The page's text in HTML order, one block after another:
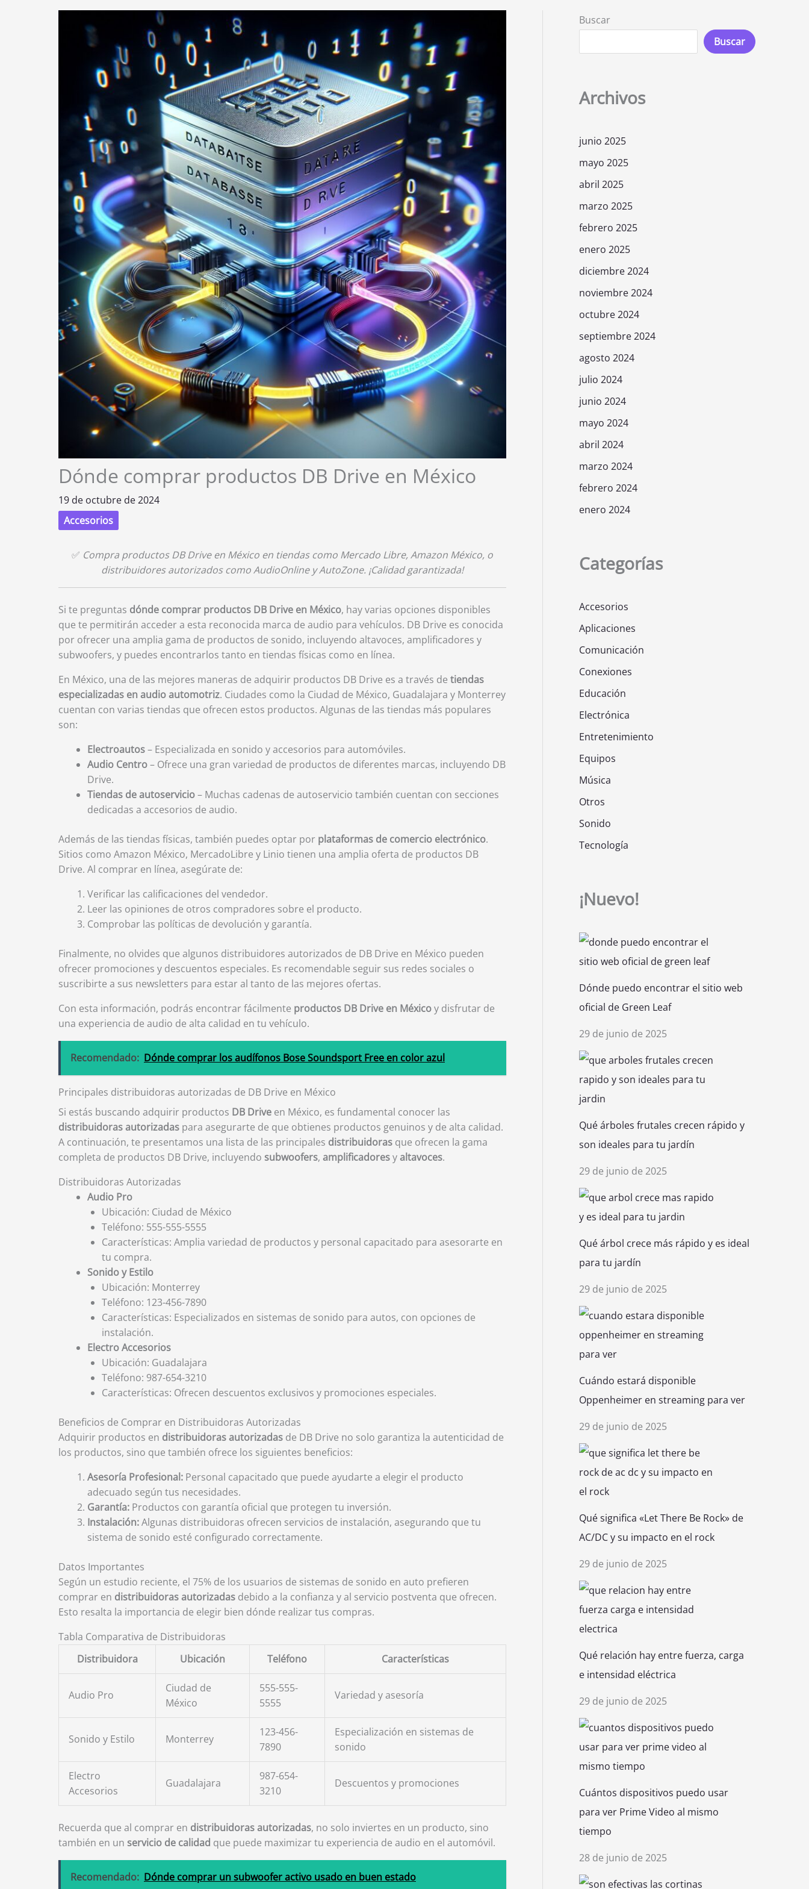
Dónde comprar productos DB Drive en México
19 de octubre de 2024
Accesorios
✅ Compra productos DB Drive en México en tiendas como Mercado Libre, Amazon México, o
distribuidores autorizados como AudioOnline y AutoZone. ¡Calidad garantizada!
Si te preguntas dónde comprar productos DB Drive en México, hay varias opciones disponibles
que te permitirán acceder a esta reconocida marca de audio para vehículos. DB Drive es conocida
por ofrecer una amplia gama de productos de sonido, incluyendo altavoces, amplificadores y
subwoofers, y puedes encontrarlos tanto en tiendas físicas como en línea.
En México, una de las mejores maneras de adquirir productos DB Drive es a través de tiendas
especializadas en audio automotriz. Ciudades como la Ciudad de México, Guadalajara y Monterrey
cuentan con varias tiendas que ofrecen estos productos. Algunas de las tiendas más populares
son:
Electroautos– Especializada en sonido y accesorios para automóviles.
Audio Centro– Ofrece una gran variedad de productos de diferentes marcas, incluyendo DB
Drive.
Tiendas de autoservicio– Muchas cadenas de autoservicio también cuentan con secciones
dedicadas a accesorios de audio.
Además de las tiendas físicas, también puedes optar por plataformas de comercio electrónico.
Sitios como Amazon México, MercadoLibre y Linio tienen una amplia oferta de productos DB
Drive. Al comprar en línea, asegúrate de:
Verificar las calificaciones del vendedor.
Leer las opiniones de otros compradores sobre el producto.
Comprobar las políticas de devolución y garantía.
Finalmente, no olvides que algunos distribuidores autorizados de DB Drive en México pueden
ofrecer promociones y descuentos especiales. Es recomendable seguir sus redes sociales o
suscribirte a sus newsletters para estar al tanto de las mejores ofertas.
Con esta información, podrás encontrar fácilmente productos DB Drive en Méxicoy disfrutar de
una experiencia de audio de alta calidad en tu vehículo.
Recomendado: Dónde comprar los audífonos Bose Soundsport Free en color azul
Principales distribuidoras autorizadas de DB Drive en México
Si estás buscando adquirir productos DB Drive en México, es fundamental conocer las
distribuidoras autorizadas para asegurarte de que obtienes productos genuinos y de alta calidad.
A continuación, te presentamos una lista de las principales distribuidoras que ofrecen la gama
completa de productos DB Drive, incluyendo subwoofers, amplificadoresyaltavoces.
Distribuidoras Autorizadas
Audio Pro
Ubicación: Ciudad de México
Teléfono: 555-555-5555
Características: Amplia variedad de productos y personal capacitado para asesorarte en
tu compra.
Sonido y Estilo
Ubicación: Monterrey
Teléfono: 123-456-7890
Características: Especializados en sistemas de sonido para autos, con opciones de
instalación.
Electro Accesorios
Ubicación: Guadalajara
Teléfono: 987-654-3210
Características: Ofrecen descuentos exclusivos y promociones especiales.
Beneficios de Comprar en Distribuidoras Autorizadas
Adquirir productos en distribuidoras autorizadas de DB Drive no solo garantiza la autenticidad de
los productos, sino que también ofrece los siguientes beneficios:
Asesoría Profesional: Personal capacitado que puede ayudarte a elegir el producto
adecuado según tus necesidades.
Garantía: Productos con garantía oficial que protegen tu inversión.
Instalación:Algunas distribuidoras ofrecen servicios de instalación, asegurando que tu
sistema de sonido esté configurado correctamente.
Datos Importantes
Según un estudio reciente, el 75% de los usuarios de sistemas de sonido en auto prefieren
comprar en distribuidoras autorizadas debido a la confianza y al servicio postventa que ofrecen.
Esto resalta la importancia de elegir bien dónde realizar tus compras.
Tabla Comparativa de Distribuidoras
Distribuidora
Ubicación Teléfono Características
Audio Pro
Ciudad de
México
555-555-
5555
Variedad y asesoría
Sonido y Estilo Monterrey
123-456-
7890
Especialización en sistemas de
sonido
Electro
Accesorios
Guadalajara
987-654-
3210
Descuentos y promociones
Recuerda que al comprar en distribuidoras autorizadas, no solo inviertes en un producto, sino
también en un servicio de calidad que puede maximizar tu experiencia de audio en el automóvil.
Recomendado: Dónde comprar un subwoofer activo usado en buen estado
Buscar
Buscar
Archivos
junio 2025
mayo 2025
abril 2025
marzo 2025
febrero 2025
enero 2025
diciembre 2024
noviembre 2024
octubre 2024
septiembre 2024
agosto 2024
julio 2024
junio 2024
mayo 2024
abril 2024
marzo 2024
febrero 2024
enero 2024
Categorías
Accesorios
Aplicaciones
Comunicación
Conexiones
Educación
Electrónica
Entretenimiento
Equipos
Música
Otros
Sonido
Tecnología
¡Nuevo!
Dónde puedo encontrar el sitio web
oficial de Green Leaf
29 de junio de 2025
Qué árboles frutales crecen rápido y
son ideales para tu jardín
29 de junio de 2025
Qué árbol crece más rápido y es ideal
para tu jardín
29 de junio de 2025
Cuándo estará disponible
Oppenheimer en streaming para ver
29 de junio de 2025
Qué significa «Let There Be Rock» de
AC/DC y su impacto en el rock
29 de junio de 2025
Qué relación hay entre fuerza, carga
e intensidad eléctrica
29 de junio de 2025
Cuántos dispositivos puedo usar
para ver Prime Video al mismo
tiempo
28 de junio de 2025